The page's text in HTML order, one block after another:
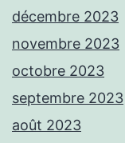
décembre 2023
novembre 2023
octobre 2023
septembre 2023
août 2023